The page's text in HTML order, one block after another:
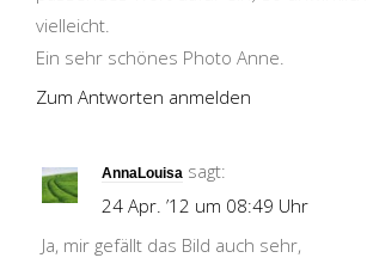
vielleicht.
Ein sehr schönes Photo Anne.
Zum Antworten anmelden
AnnaLouisa sagt:
24 Apr. ’12 um 08:49 Uhr
Ja, mir gefällt das Bild auch sehr,